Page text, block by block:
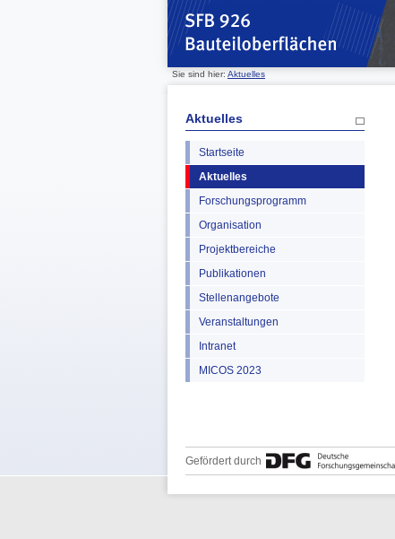
Sie sind hier: Aktuelles
Aktuelles
Startseite
Aktuelles
Forschungsprogramm
Organisation
Projektbereiche
Publikationen
Stellenangebote
Veranstaltungen
Intranet
MICOS 2023
Gefördert durch